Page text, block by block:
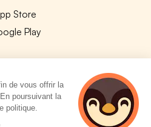
Store
Play
Tous droits réservés.
de vous offrir la
poursuivant la
politique.